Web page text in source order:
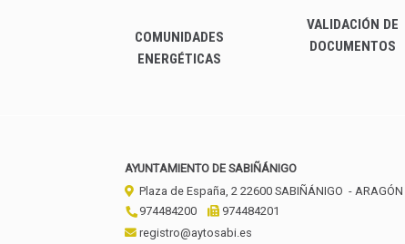
COMUNIDADES
ENERGÉTICAS
VALIDACIÓN DE
DOCUMENTOS
AYUNTAMIENTO DE SABIÑÁNIGO
Plaza de España, 2 22600 SABIÑÁNIGO - ARAGÓN
974484200
974484201
registro@aytosabi.es